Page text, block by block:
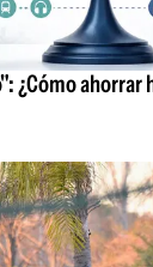
¿Cómo ahorrar